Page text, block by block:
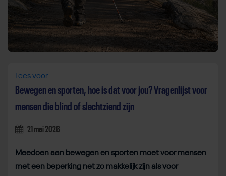
Lees voor
Bewegen en sporten, hoe is dat voor jou? Vragenlijst voor
mensen die blind of slechtziend zijn
21 mei 2026
Meedoen aan bewegen en sporten moet voor mensen
met een beperking net zo makkelijk zijn als voor